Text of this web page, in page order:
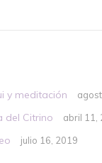
y meditación
del Citrino abril 11,
julio 16, 2019